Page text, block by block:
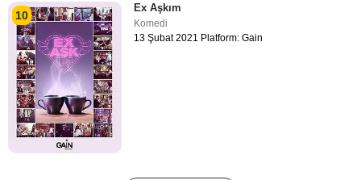
10
Ex Aşkım
Komedi
13 Şubat 2021 Platform: Gain